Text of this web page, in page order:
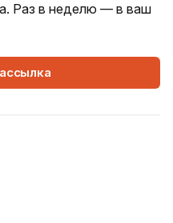
Раз в неделю — в ваш